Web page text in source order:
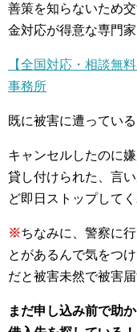
善策を知らないため
金対応が得意な専門
【全国対応・相談無
事務所
既に被害に遭ってい
キャンセルしたのに
貸し付けられた、言
ど即日ストップしてく
※ちなみに、警察に
とがあるんで気をつ
だと被害未然で被害
まだ申し込み前で助か